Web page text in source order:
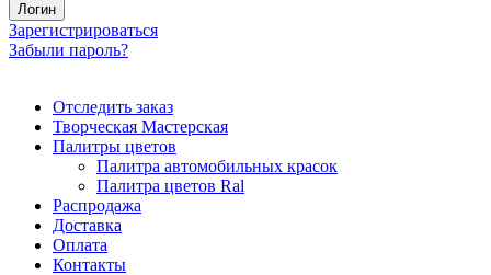
Логин
Зарегистрироваться
Забыли пароль?
Отследить заказ
Творческая Мастерская
Палитры цветов
Палитра автомобильных красок
Палитра цветов Ral
Распродажа
Доставка
Оплата
Контакты